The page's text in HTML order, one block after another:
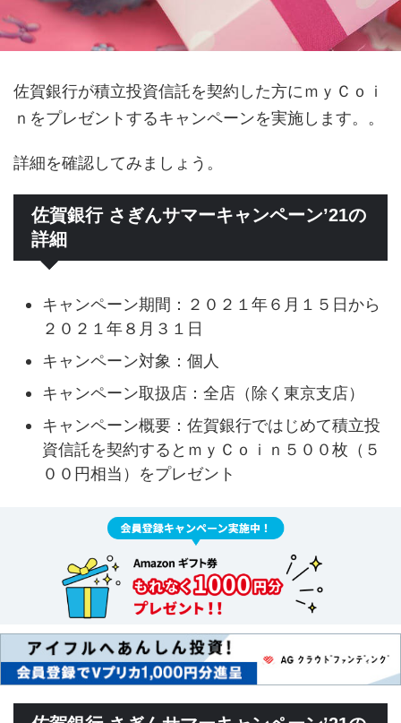
佐賀銀行が積立投資信託を契約した方にｍｙＣｏｉ
ｎをプレゼントするキャンペーンを実施します。。
詳細を確認してみましょう。
佐賀銀行 さぎんサマーキャンペーン’21の
詳細
キャンペーン期間：２０２１年６月１５日から
２０２１年８月３１日
キャンペーン対象：個人
キャンペーン取扱店：全店（除く東京支店）
キャンペーン概要：佐賀銀行ではじめて積立投
資信託を契約するとｍｙＣｏｉｎ５００枚（５
００円相当）をプレゼント